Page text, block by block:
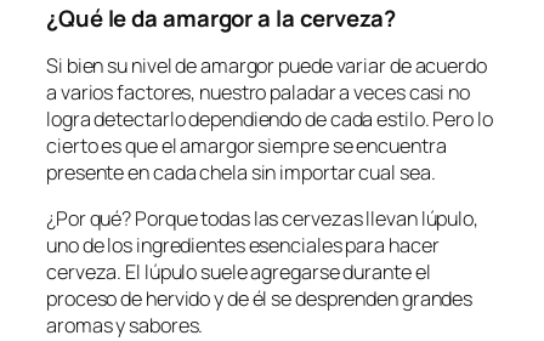
¿Qué le da amargor a la cerveza?
Si bien su nivel de amargor puede variar de acuerdo
a varios factores, nuestro paladar a veces casi no
logra detectarlo dependiendo de cada estilo. Pero lo
cierto es que el amargor siempre se encuentra
presente en cada chela sin importar cual sea.
¿Por qué? Porque todas las cervezas llevan lúpulo,
uno de los ingredientes esenciales para hacer
cerveza. El lúpulo suele agregarse durante el
proceso de hervido y de él se desprenden grandes
aromas y sabores.